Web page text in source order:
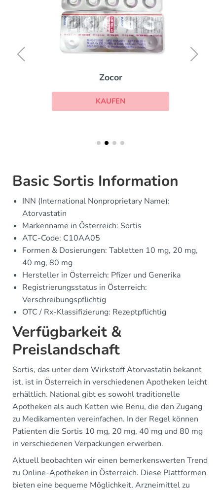
Zocor
KAUFEN
Basic Sortis Information
INN (International Nonproprietary Name):
Atorvastatin
Markenname in Österreich: Sortis
ATC-Code: C10AA05
Formen & Dosierungen: Tabletten 10 mg, 20 mg,
40 mg, 80 mg
Hersteller in Österreich: Pfizer und Generika
Registrierungsstatus in Österreich:
Verschreibungspflichtig
OTC / Rx-Klassifizierung: Rezeptpflichtig
Verfügbarkeit &
Preislandschaft
Sortis, das unter dem Wirkstoff Atorvastatin bekannt
ist, ist in Österreich in verschiedenen Apotheken leicht
erhältlich. National gibt es sowohl traditionelle
Apotheken als auch Ketten wie Benu, die den Zugang
zu Medikamenten vereinfachen. In der Regel können
Patienten die Sortis 10 mg, 20 mg, 40 mg und 80 mg
in verschiedenen Verpackungen erwerben.
Aktuell beobachten wir einen bemerkenswerten Trend
zu Online-Apotheken in Österreich. Diese Plattformen
bieten eine bequeme Möglichkeit, Arzneimittel zu